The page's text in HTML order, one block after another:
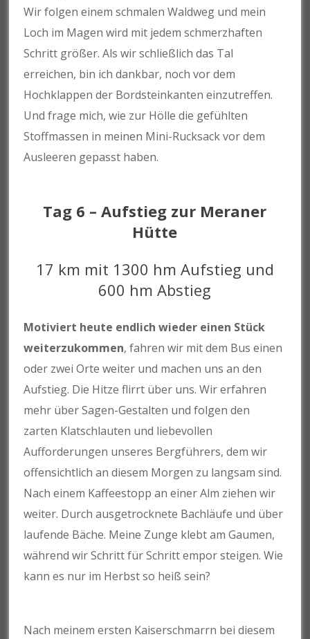
Wir folgen einem schmalen Waldweg und mein
Loch im Magen wird mit jedem schmerzhaften
Schritt größer. Als wir schließlich das Tal
erreichen, bin ich dankbar, noch vor dem
Hochklappen der Bordsteinkanten einzutreffen.
Und frage mich, wie zur Hölle die gefühlten
Stoffmassen in meinen Mini-Rucksack vor dem
Ausleeren gepasst haben.
Tag 6 – Aufstieg zur Meraner
Hütte
17 km mit 1300 hm Aufstieg und
600 hm Abstieg
Motiviert heute endlich wieder einen Stück
weiterzukommen, fahren wir mit dem Bus einen
oder zwei Orte weiter und machen uns an den
Aufstieg. Die Hitze flirrt über uns. Wir erfahren
mehr über Sagen-Gestalten und folgen den
zarten Klatschlauten und liebevollen
Aufforderungen unseres Bergführers, dem wir
offensichtlich an diesem Morgen zu langsam sind.
Nach einem Kaffeestopp an einer Alm ziehen wir
weiter. Durch ausgetrocknete Bachläufe und über
laufende Bäche. Meine Zunge klebt am Gaumen,
während wir Schritt für Schritt empor steigen. Wie
kann es nur im Herbst so heiß sein?
Nach meinem ersten Kaiserschmarrn bei diesem